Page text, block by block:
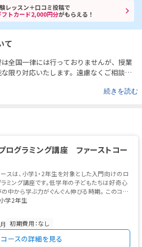
レッスン＋口コミ投稿で
トカード2,000円分がもらえる！
て
全国一律には行っておりませんが、授業
限り対応いたします。遠慮なくご相談く
続きを読む
ログラミング講座 ファーストコー
ースは、小学1・2年生を対象とした入門向けのロ
ラミング講座です。低学年の子どもたちは好奇心
中から学ぶ力がぐんぐん伸びる時期。 このコー
・グロ...
学2年生
初期費用：なし
コースの詳細を見る